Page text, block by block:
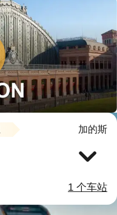
加的斯
1 个车站